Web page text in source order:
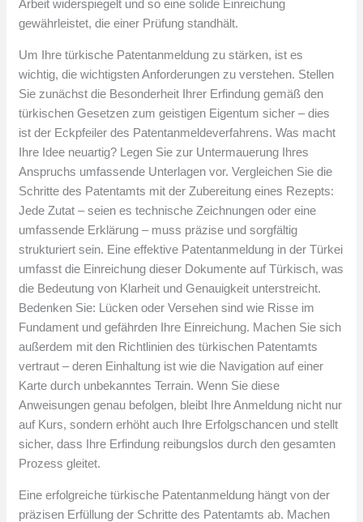
Arbeit widerspiegelt und so eine solide Einreichung
gewährleistet, die einer Prüfung standhält.
Um Ihre türkische Patentanmeldung zu stärken, ist es
wichtig, die wichtigsten Anforderungen zu verstehen. Stellen
Sie zunächst die Besonderheit Ihrer Erfindung gemäß den
türkischen Gesetzen zum geistigen Eigentum sicher – dies
ist der Eckpfeiler des Patentanmeldeverfahrens. Was macht
Ihre Idee neuartig? Legen Sie zur Untermauerung Ihres
Anspruchs umfassende Unterlagen vor. Vergleichen Sie die
Schritte des Patentamts mit der Zubereitung eines Rezepts:
Jede Zutat – seien es technische Zeichnungen oder eine
umfassende Erklärung – muss präzise und sorgfältig
strukturiert sein. Eine effektive Patentanmeldung in der Türkei
umfasst die Einreichung dieser Dokumente auf Türkisch, was
die Bedeutung von Klarheit und Genauigkeit unterstreicht.
Bedenken Sie: Lücken oder Versehen sind wie Risse im
Fundament und gefährden Ihre Einreichung. Machen Sie sich
außerdem mit den Richtlinien des türkischen Patentamts
vertraut – deren Einhaltung ist wie die Navigation auf einer
Karte durch unbekanntes Terrain. Wenn Sie diese
Anweisungen genau befolgen, bleibt Ihre Anmeldung nicht nur
auf Kurs, sondern erhöht auch Ihre Erfolgschancen und stellt
sicher, dass Ihre Erfindung reibungslos durch den gesamten
Prozess gleitet.
Eine erfolgreiche türkische Patentanmeldung hängt von der
präzisen Erfüllung der Schritte des Patentamts ab. Machen